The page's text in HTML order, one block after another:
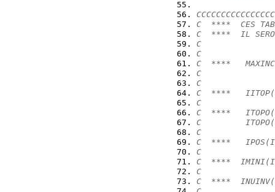
C  ****  CES
C  ****  IL
C
C
C  ****   MAXINC=
C
C
C  ****
C
C  ****
C
C
C  ****
C
C  ****
C
C  ****